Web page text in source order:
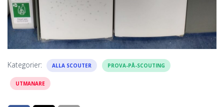
Kategorier: ALLA SCOUTER PROVA-PÅ-SCOUTING
UTMANARE